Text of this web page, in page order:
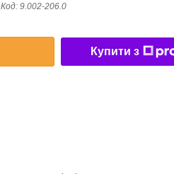
Код: 9.002-206.0
Купити з